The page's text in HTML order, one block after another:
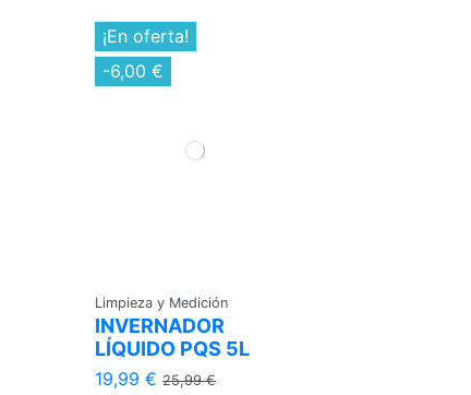
¡En oferta!
-6,00 €
Limpieza y Medición
INVERNADOR
LÍQUIDO PQS 5L
19,99 € 25,99 €